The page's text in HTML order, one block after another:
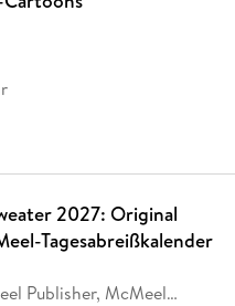
2027: Original
Tagesabreißkalender
Publisher, McMeel